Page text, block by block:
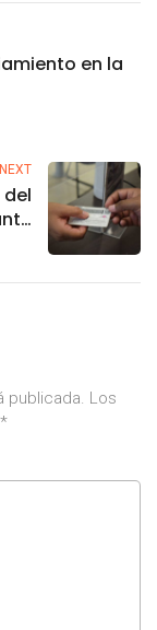
en la
NEXT
publicada. Los
*